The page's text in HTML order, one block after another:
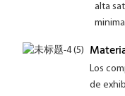
alta
Los
de